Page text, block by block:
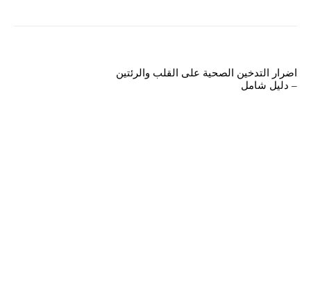
اضرار التدخين الصحية على القلب والرئتين
– دليل شامل